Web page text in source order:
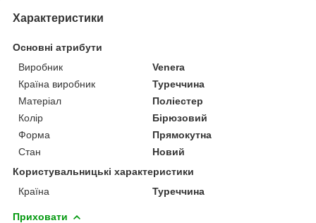
Характеристики
Основні атрибути
Виробник
Venera
Країна виробник
Туреччина
Матеріал
Поліестер
Колір
Бірюзовий
Форма
Прямокутна
Стан
Новий
Користувальницькі характеристики
Країна
Туреччина
Приховати